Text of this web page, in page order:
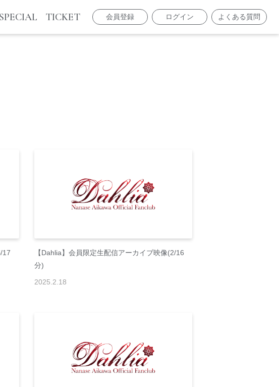
SPECIAL TICKET 会員登録 ログイン よくある質問
17
【Dahlia】会員限定生配信アーカイブ映像(2/16
分)
2025.2.18